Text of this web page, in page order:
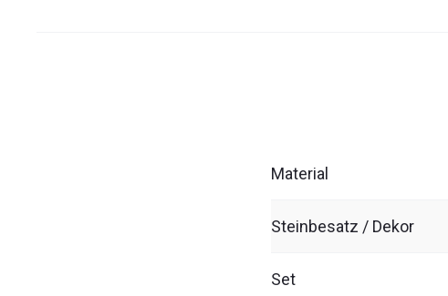
Material
Steinbesatz / Dekor
Set